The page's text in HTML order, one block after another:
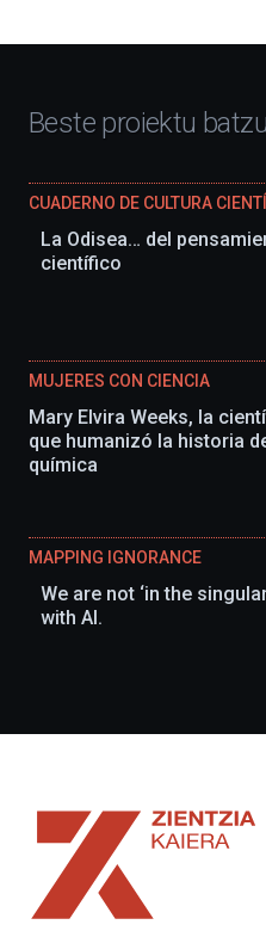
Beste proiektu
CUADERNO DE CULTURA
La Odisea… del
científico
MUJERES CON CIENCIA
Mary Elvira Weeks, la
que humanizó la historia
química
MAPPING IGNORANCE
We are not ‘in the
with AI.
Zientzia
Kaiera